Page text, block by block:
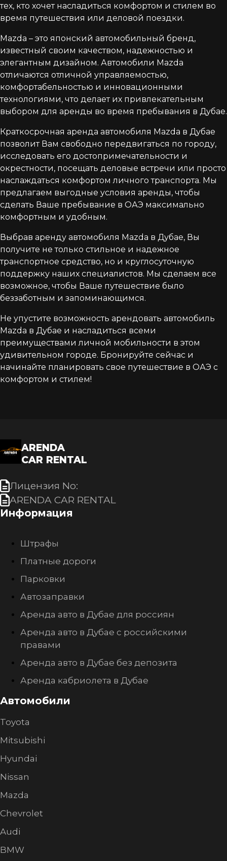
тех, кто хочет насладиться комфортом и стилем во
время путешествия или деловой поездки.
Mazda – это японский автомобильный бренд,
известный своим качеством, надежностью и
элегантным дизайном. Автомобили Mazda
отличаются отличной управляемостью,
комфортабельностью и инновационными
технологиями, что делает их привлекательным
выбором для аренды во время пребывания в Дубае.
Краткосрочная аренда автомобиля Mazda в Дубае
позволит Вам свободно передвигаться по городу,
исследовать его достопримечательности и
окрестности, посещать деловые встречи или просто
наслаждаться комфортом личного транспорта. Мы
предлагаем выгодные условия аренды, чтобы
сделать Ваше пребывание в ОАЭ максимально
комфортным и удобным.
Выбрав аренду автомобиля Mazda в Дубае, Вы
получите не только стильное и надежное
транспортное средство, но и круглосуточную
поддержку наших специалистов. Мы сделаем все
возможное, чтобы Ваше путешествие было
беззаботным и запоминающимся.
Не упустите возможность арендовать автомобиль
Mazda в Дубае и насладиться всеми
преимуществами личной мобильности в этом
удивительном городе. Бронируйте сейчас и
начинайте планировать свое путешествие в ОАЭ с
комфортом и стилем!
ARENDA
CAR RENTAL
Лицензия No:
ARENDA CAR RENTAL
Информация
Штрафы
Платные дороги
Парковки
Автозаправки
Аренда авто в Дубае для россиян
Аренда авто в Дубае с российскими
правами
Аренда авто в Дубае без депозита
Аренда кабриолета в Дубае
Автомобили
Toyota
Mitsubishi
Hyundai
Nissan
Mazda
Chevrolet
Audi
BMW